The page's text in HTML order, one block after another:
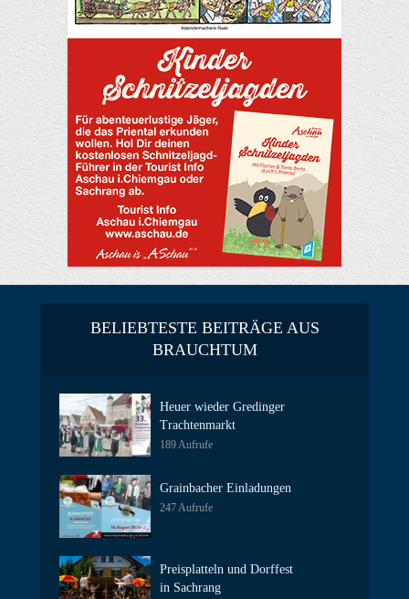
BELIEBTESTE BEITRÄGE AUS
BRAUCHTUM
Heuer wieder Gredinger
Trachtenmarkt
189 Aufrufe
Grainbacher Einladungen
247 Aufrufe
Preisplatteln und Dorffest
in Sachrang